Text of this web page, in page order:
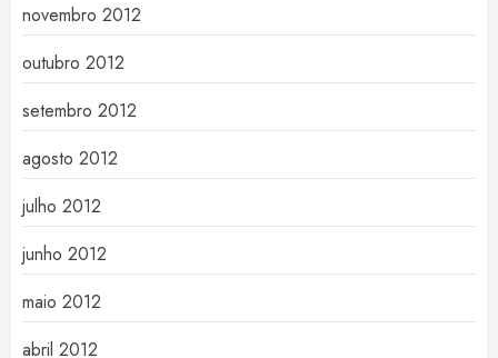
novembro 2012
outubro 2012
setembro 2012
agosto 2012
julho 2012
junho 2012
maio 2012
abril 2012